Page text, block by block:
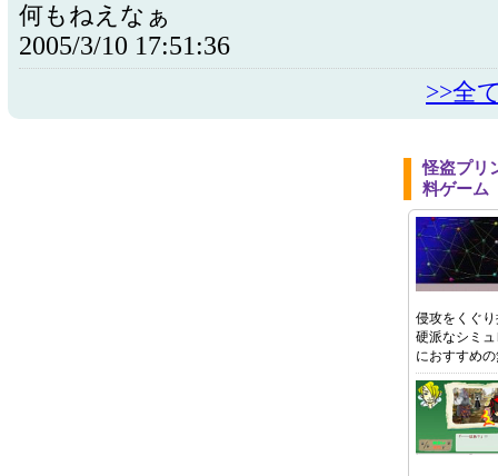
何もねえなぁ
2005/3/10 17:51:36
>>全
怪盗プリ
料ゲーム
侵攻をくぐ
硬派なシミ
におすすめ